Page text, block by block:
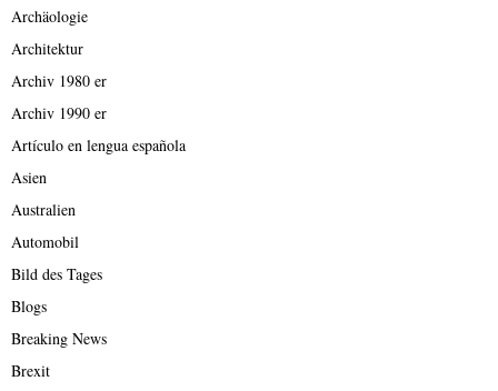
Archäologie
Architektur
Archiv 1980 er
Archiv 1990 er
Artículo en lengua española
Asien
Australien
Automobil
Bild des Tages
Blogs
Breaking News
Brexit